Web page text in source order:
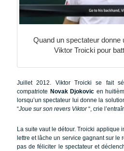
Quand un spectateur donne
Viktor Troicki pour
Juillet 2012. Viktor Troicki se fait
compatriote Novak Djokovic en
lorsqu’un spectateur lui donne la
“Joue sur son revers Viktor“, crie
La suite vaut le détour. Troicki applique
lettre et lâche un service gagnant sur le
pas de féliciter le spectateur et